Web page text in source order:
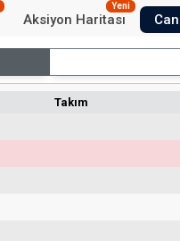
Aksiyon Haritası
Yeni
Takım